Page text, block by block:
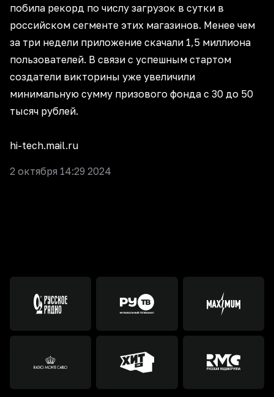
побила рекорд по числу загрузок в сутки в
российском сегменте этих магазинов. Менее чем
за три недели приложение скачали 1,5 миллиона
пользователей. В связи с успешным стартом
создатели викторины уже увеличили
минимальную сумму призового фонда с 30 до 50
тысяч рублей.
hi-tech.mail.ru
2 октября 14:29 2024